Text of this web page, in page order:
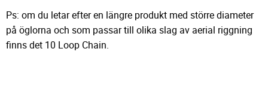
Ps: om du letar efter en längre produkt med större diameter
på öglorna och som passar till olika slag av aerial riggning
finns det 10 Loop Chain.